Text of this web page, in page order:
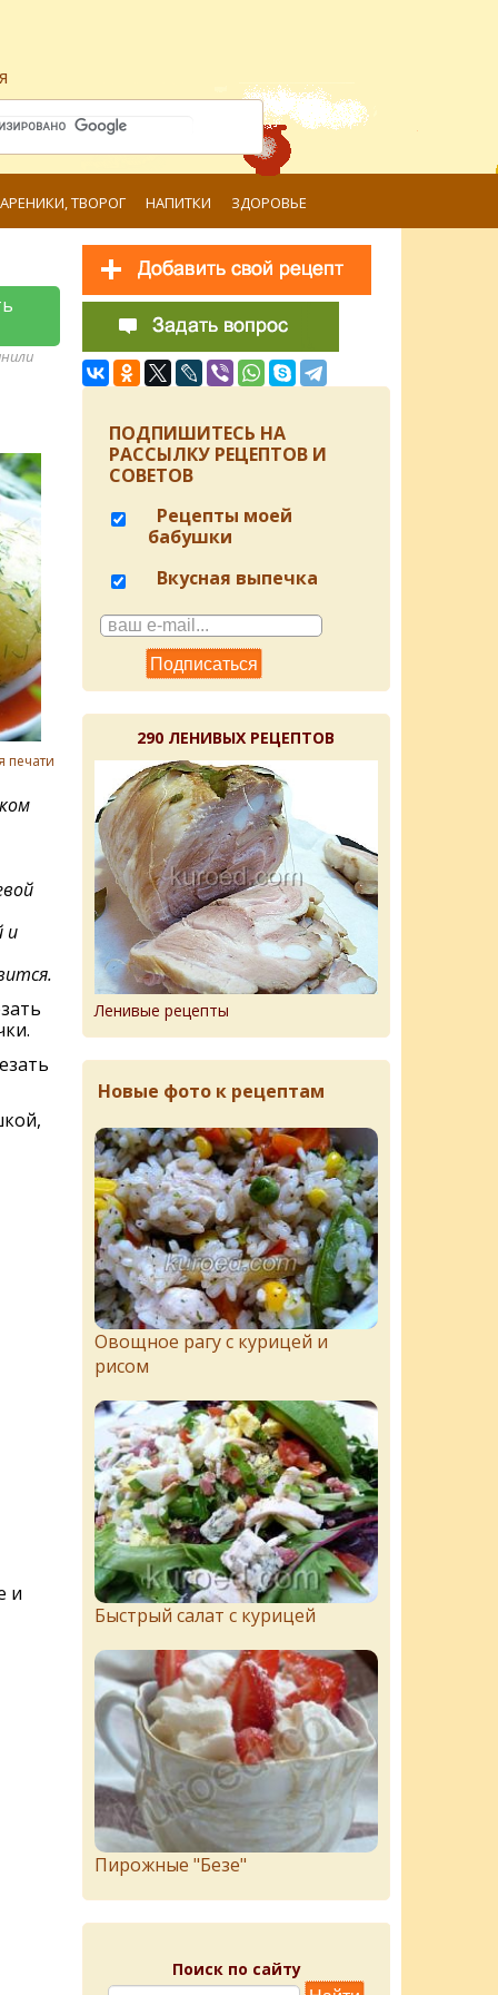
ТВОРОГ НАПИТКИ ЗДОРОВЬЕ
печати
и
и
ПОДПИШИТЕСЬ НА
РАССЫЛКУ РЕЦЕПТОВ И
СОВЕТОВ
Рецепты моей
бабушки
Вкусная выпечка
290 ЛЕНИВЫХ РЕЦЕПТОВ
Ленивые рецепты
Новые фото к рецептам
Овощное рагу с курицей и
рисом
Быстрый салат с курицей
Пирожныe "Бeзe"
Поиск по сайту